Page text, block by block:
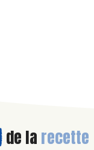
de la recette